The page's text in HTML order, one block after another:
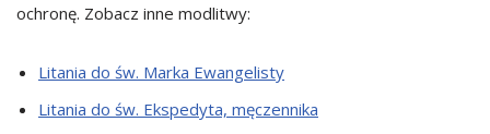
ochronę. Zobacz inne modlitwy:
Litania do św. Marka Ewangelisty
Litania do św. Ekspedyta, męczennika